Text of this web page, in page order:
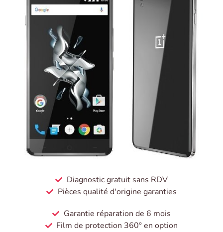
Diagnostic gratuit sans RDV
Pièces qualité d'origine garanties
Garantie réparation de 6 mois
Film de protection 360° en option